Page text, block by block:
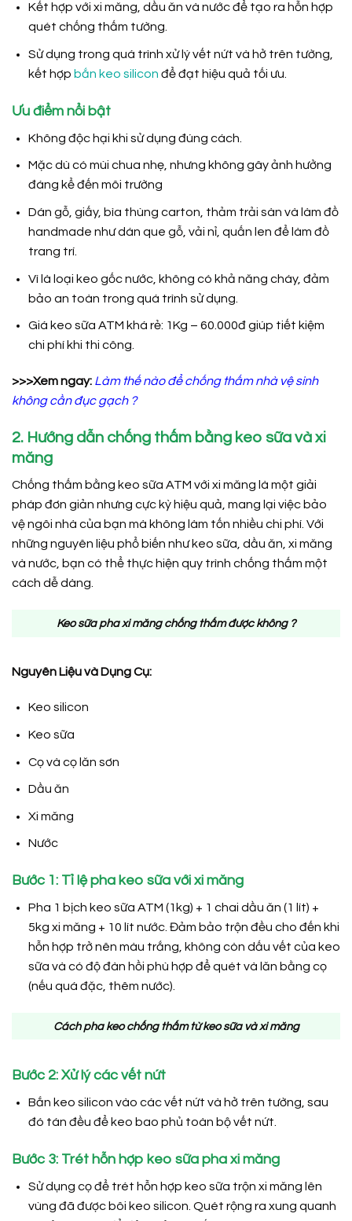
Kết hợp với xi măng, dầu ăn và nước để tạo ra hỗn hợp
quét chống thấm tường.
Sử dụng trong quá trình xử lý vết nứt và hở trên tường,
kết hợp bắn keo silicon để đạt hiệu quả tối ưu.
Ưu điểm nổi bật
Không độc hại khi sử dụng đúng cách.
Mặc dù có mùi chua nhẹ, nhưng không gây ảnh hưởng
đáng kể đến môi trường
Dán gỗ, giấy, bìa thùng carton, thảm trải sàn và làm đồ
handmade như dán que gỗ, vải nỉ, quấn len để làm đồ
trang trí.
Vì là loại keo gốc nước, không có khả năng cháy, đảm
bảo an toàn trong quá trình sử dụng.
Giá keo sữa ATM khá rẻ: 1Kg – 60.000đ giúp tiết kiệm
chi phí khi thi công.
>>>Xem ngay: Làm thế nào đểchống thấm nhà vệ sinh
không cần đục gạch?
2. Hướng dẫn chống thấm bằng keo sữa và xi
măng
Chống thấm bằng keo sữa ATM với xi măng là một giải
pháp đơn giản nhưng cực kỳ hiệu quả, mang lại việc bảo
vệ ngôi nhà của bạn mà không làm tốn nhiều chi phí. Với
những nguyên liệu phổ biến như keo sữa, dầu ăn, xi măng
và nước, bạn có thể thực hiện quy trình chống thấm một
cách dễ dàng.
Keo sữa pha xi măng chống thấm được không ?
Nguyên Liệu và Dụng Cụ:
Keo silicon
Keo sữa
Cọ và cọ lăn sơn
Dầu ăn
Xi măng
Nước
Bước 1: Tỉ lệ pha keo sữa với xi măng
Pha 1 bịch keo sữa ATM (1kg) + 1 chai dầu ăn (1 lít) +
5kg xi măng + 10 lít nước. Đảm bảo trộn đều cho đến khi
hỗn hợp trở nên màu trắng, không còn dấu vết của keo
sữa và có độ đàn hồi phù hợp để quét và lăn bằng cọ
(nếu quá đặc, thêm nước).
Cách pha keo chống thấm từ keo sữa và xi măng
Bước 2: Xử lý các vết nứt
Bắn keo silicon vào các vết nứt và hở trên tường, sau
đó tán đều để keo bao phủ toàn bộ vết nứt.
Bước 3: Trét hỗn hợp keo sữa pha xi măng
Sử dụng cọ để trét hỗn hợp keo sữa trộn xi măng lên
vùng đã được bôi keo silicon. Quét rộng ra xung quanh